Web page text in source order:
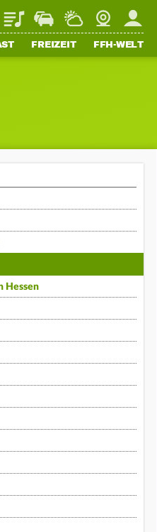
PlaylistStaupilotWetterWebcamMein
FREIZEIT FFH-WELT
Hessen